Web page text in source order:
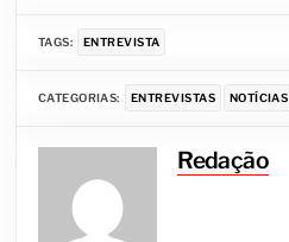
TAGS: ENTREVISTA
CATEGORIAS: ENTREVISTAS NOTÍCIAS
Redação